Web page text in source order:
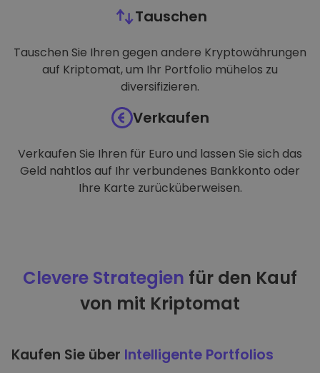
Tauschen
Tauschen Sie Ihren gegen andere Kryptowährungen
auf Kriptomat, um Ihr Portfolio mühelos zu
diversifizieren.
Verkaufen
Verkaufen Sie Ihren für Euro und lassen Sie sich das
Geld nahtlos auf Ihr verbundenes Bankkonto oder
Ihre Karte zurücküberweisen.
Clevere Strategien für den Kauf
von mit Kriptomat
Kaufen Sie über Intelligente Portfolios